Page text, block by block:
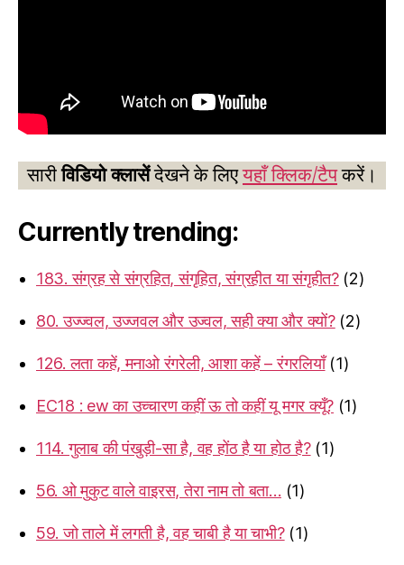
सारीविडियो क्लासेंदेखने के लिएयहाँ क्लिक/टैपकरें।
Currently trending:
183. संग्रह से संग्रहित, संगृहित, संग्रहीत या संगृहीत? (2)
80. उज्ज्वल, उज्जवल और उज्वल, सही क्या और क्यों? (2)
126. लता कहें, मनाओ रंगरेली, आशा कहें – रंगरलियाँ (1)
EC18 : ew का उच्चारण कहीं ऊ तो कहीं यू मगर क्यूँ? (1)
114. गुलाब की पंखुड़ी-सा है, वह होंठ है या होठ है? (1)
56. ओ मुकुट वाले वाइरस, तेरा नाम तो बता… (1)
59. जो ताले में लगती है, वह चाबी है या चाभी? (1)